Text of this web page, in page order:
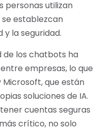
personas utilizan
establezcan
la seguridad.
de los chatbots ha
empresas, lo que
que están
soluciones de IA.
cuentas seguras
crítico, no solo